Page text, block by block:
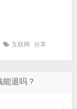
互联网 分享
退吗？